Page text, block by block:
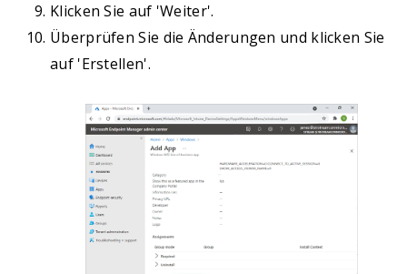
Klicken Sie auf 'Weiter'.
Überprüfen Sie die Änderungen und klicken Sie
auf 'Erstellen'.